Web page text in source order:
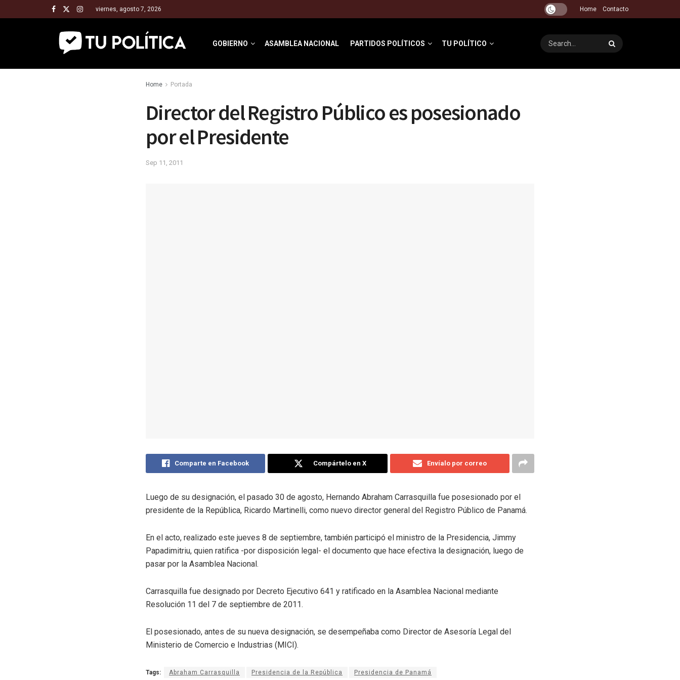
viernes, agosto 7, 2026 Home Contacto
GOBIERNO ASAMBLEA NACIONAL PARTIDOS POLÍTICOS TU POLÍTICO
Home Portada
Director del Registro Público es posesionado
por el Presidente
Sep 11, 2011
Comparte en Facebook Compártelo en X Envíalo por correo
Luego de su designación, el pasado 30 de agosto, Hernando Abraham Carrasquilla fue posesionado por el
presidente de la República, Ricardo Martinelli, como nuevo director general del Registro Público de Panamá.
En el acto, realizado este jueves 8 de septiembre, también participó el ministro de la Presidencia, Jimmy
Papadimitriu, quien ratifica -por disposición legal- el documento que hace efectiva la designación, luego de
pasar por la Asamblea Nacional.
Carrasquilla fue designado por Decreto Ejecutivo 641 y ratificado en la Asamblea Nacional mediante
Resolución 11 del 7 de septiembre de 2011.
El posesionado, antes de su nueva designación, se desempeñaba como Director de Asesoría Legal del
Ministerio de Comercio e Industrias (MICI).
Tags: Abraham Carrasquilla Presidencia de la República Presidencia de Panamá